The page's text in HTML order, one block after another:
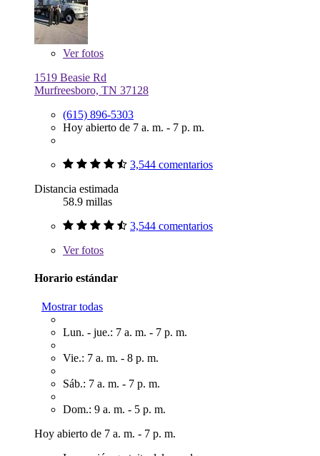
Verfotos
1519 Beasie Rd
Murfreesboro, TN 37128
(615) 896-5303
Hoy abierto de 7 a. m. - 7 p. m.
3,544 comentarios
Distancia estimada
58.9 millas
3,544 comentarios
Verfotos
Horario estándar
Mostrar todas
Lun. - jue.: 7 a. m. - 7 p. m.
Vie.: 7 a. m. - 8 p. m.
Sáb.: 7 a. m. - 7 p. m.
Dom.: 9 a. m. - 5 p. m.
Hoy abierto de 7 a. m. - 7 p. m.